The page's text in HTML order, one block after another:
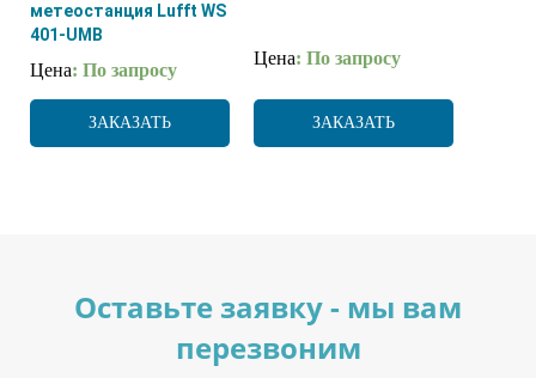
метеостанция Lufft WS
401-UMB
Цена: По запросу
ЗАКАЗАТЬ
Цена: По запросу
ЗАКАЗАТЬ
Оставьте заявку - мы вам
перезвоним